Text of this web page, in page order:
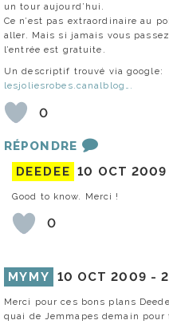
un tour aujourd’hui.
Ce n’est pas extraordinaire au
aller. Mais si jamais vous
l’entrée est gratuite.
Un descriptif trouvé via google:
lesjoliesrobes.canalblog….
0
RÉPONDRE
DEEDEE 10 OCT
Good to know. Merci !
0
MYMY 10 OCT 2009 -
Merci pour ces bons plans
quai de Jemmapes demain